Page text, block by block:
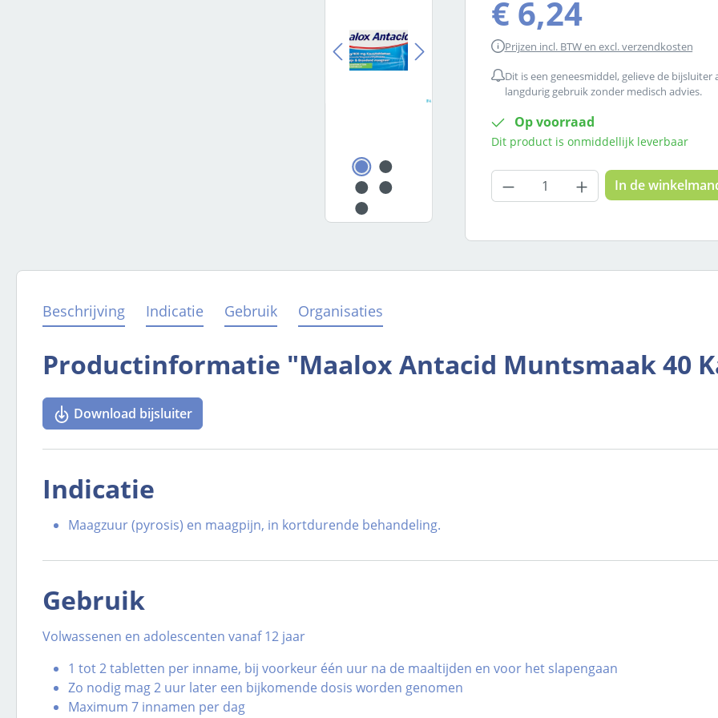
€ 6,24
Prijzen incl. BTW en excl. verzendkosten
Dit is een geneesmiddel, gelieve de
langdurig gebruik zonder medisch advies.
Op voorraad
Dit product is onmiddellijk leverbaar
Producthoeveelheid:
In de
Beschrijving Indicatie Gebruik Organisaties
Productinformatie "Maalox Antacid Muntsmaak 40
Download bijsluiter
Indicatie
Maagzuur (pyrosis) en maagpijn, in kortdurende behandeling.
Gebruik
Volwassenen en adolescenten vanaf 12 jaar
1 tot 2 tabletten per inname, bij voorkeur één uur na de maaltijden en voor het slapengaan
Zo nodig mag 2 uur later een bijkomende dosis worden genomen
Maximum 7 innamen per dag